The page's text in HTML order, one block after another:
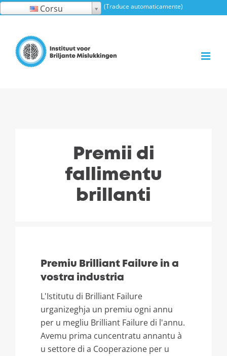
Saltate
cuntenutu
Corsu (Traduce automaticamente)
Premii di
fallimentu
brillanti
Premiu Brilliant Failure in a
vostra industria
L'Istitutu di Brilliant Failure
urganizeghja un premiu ogni annu
per u megliu Brilliant Failure di l'annu.
Avemu prima cuncentratu annantu à
u settore di a Cooperazione per u